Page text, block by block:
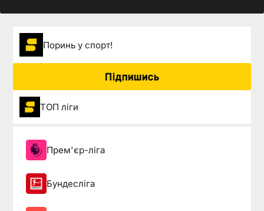
Поринь у спорт!
Підпишись
ТОП ліги
Прем'єр-ліга
Бундесліга